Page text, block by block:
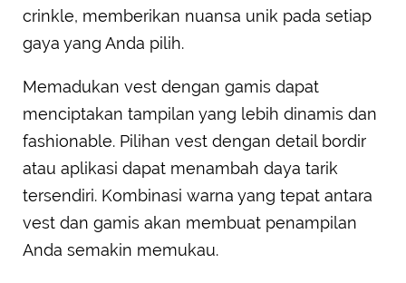
crinkle, memberikan nuansa unik pada setiap
gaya yang Anda pilih.
Memadukan vest dengan gamis dapat
menciptakan tampilan yang lebih dinamis dan
fashionable. Pilihan vest dengan detail bordir
atau aplikasi dapat menambah daya tarik
tersendiri. Kombinasi warna yang tepat antara
vest dan gamis akan membuat penampilan
Anda semakin memukau.